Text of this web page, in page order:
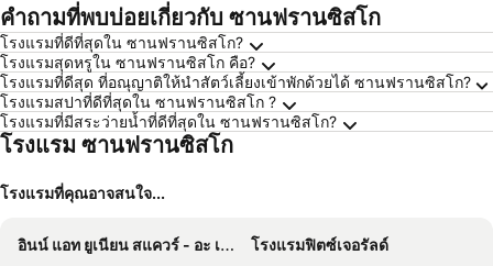
คำถามที่พบบ่อยเกี่ยวกับ ซานฟรานซิสโก
โรงแรมที่ดีที่สุดใน ซานฟรานซิสโก?
โรงแรมสุดหรูใน ซานฟรานซิสโก คือ?
โรงแรมที่ดีสุด ที่อณุญาติให้นำสัตว์เลี้ยงเข้าพักด้วยได้ ซานฟรานซิสโก?
โรงแรมสปาที่ดีที่สุดใน ซานฟรานซิสโก ?
โรงแรมที่มีสระว่ายน้ำที่ดีที่สุดใน ซานฟรานซิสโก?
โรงแรม ซานฟรานซิสโก
โรงแรมที่คุณอาจสนใจ...
อินน์ แอท ยูเนียน สแควร์ - อะ เกรย์สโตน โฮเทล
โรงแรมฟิตซ์เจอรัลด์